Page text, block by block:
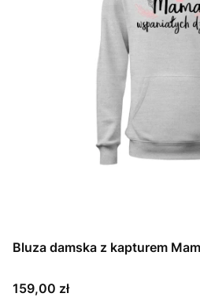
Bluza damska z kapturem
Cena
159,00 zł